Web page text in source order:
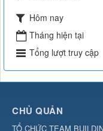
Hôm nay
Tháng hiện tại
Tổng lượt truy cập
CHỦ QUẢN
TỔ CHỨC TEAM